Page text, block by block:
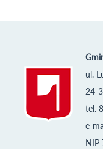
ul.
24-
tel.
e-
NIP